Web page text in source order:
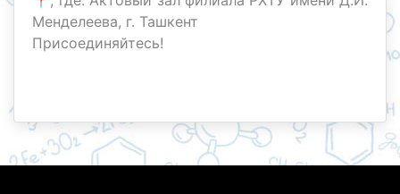
Менделеева, г. Ташкент
Присоединяйтесь!